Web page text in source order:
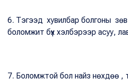
6. Тэгээд хувилбар болгоны
боломжит бүх хэлбэрээр асуу,
7. Боломжтой бол найз нөхдөө ,